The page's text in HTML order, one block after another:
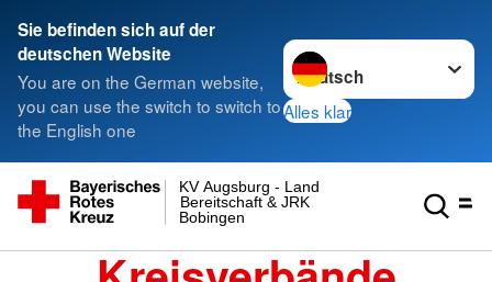
Sie befinden sich auf der
deutschen Website
You are on the German website,
you can use the switch to switch to
the English one
Sprache wechseln zu
Alles klar
Bobingen
Bereitschaft & JRK
KV Augsburg - Land